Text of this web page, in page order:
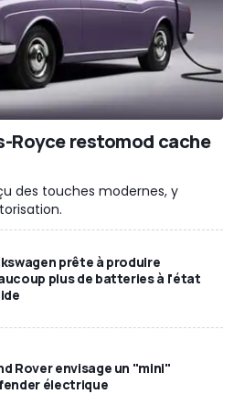
Royce restomod cache
des touches modernes, y
prête à produire
plus de batteries à l'état
Rover envisage un "mini"
électrique